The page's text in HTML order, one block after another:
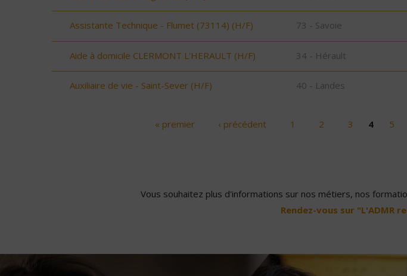
Assistante Technique - Flumet (73114) (H/F) 73 - Savoie
Aide à domicile CLERMONT L'HERAULT (H/F) 34 - Hérault
Auxiliaire de vie - Saint-Sever (H/F) 40 - Landes
« premier ‹ précédent 1 2 3 4 5
Vous souhaitez plus d'informations sur nos métiers, nos
Rendez-vous sur "L'ADMR